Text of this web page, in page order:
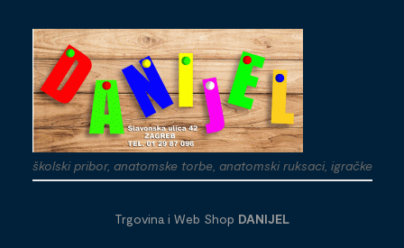
školski pribor, anatomske torbe, anatomski ruksaci, igračke
Trgovina i Web Shop DANIJEL